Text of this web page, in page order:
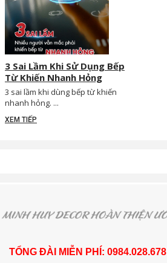
3 Sai Lầm Khi Sử Dụng Bếp
Từ Khiến Nhanh Hỏng
3 sai lầm khi dùng bếp từ khiến
nhanh hỏng. ...
XEM TIẾP
TỔNG ĐÀI MIỄN PHÍ: 0984.028.678